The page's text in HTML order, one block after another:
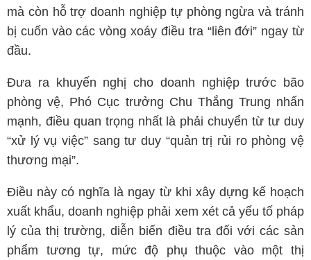
mà còn hỗ trợ doanh nghiệp tự phòng ngừa và tránh
bị cuốn vào các vòng xoáy điều tra “liên đới” ngay từ
đầu.
Đưa ra khuyến nghị cho doanh nghiệp trước bão
phòng vệ, Phó Cục trưởng Chu Thắng Trung nhấn
mạnh, điều quan trọng nhất là phải chuyển từ tư duy
“xử lý vụ việc” sang tư duy “quản trị rủi ro phòng vệ
thương mại”.
Điều này có nghĩa là ngay từ khi xây dựng kế hoạch
xuất khẩu, doanh nghiệp phải xem xét cả yếu tố pháp
lý của thị trường, diễn biến điều tra đối với các sản
phẩm tương tự, mức độ phụ thuộc vào một thị